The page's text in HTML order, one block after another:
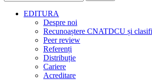
EDITURA
Despre noi
Recunoaștere CNATDCU și
Peer review
Referenți
Distribuție
Cariere
Acreditare